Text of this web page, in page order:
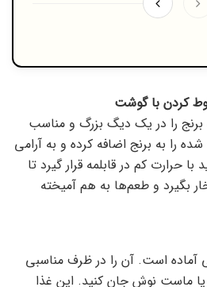
کردن با گوشت
را در یک دیگ بزرگ و مناسب
را به برنج اضافه کرده و به آرامی
حرارت کم در قابلمه قرار گیرد تا
خوب بخار بگیرد و طعم‌ها به هم آمیخته
آماده است. آن را در ظرف مناسبی
یا ماست نوش جان کنید. این غذا